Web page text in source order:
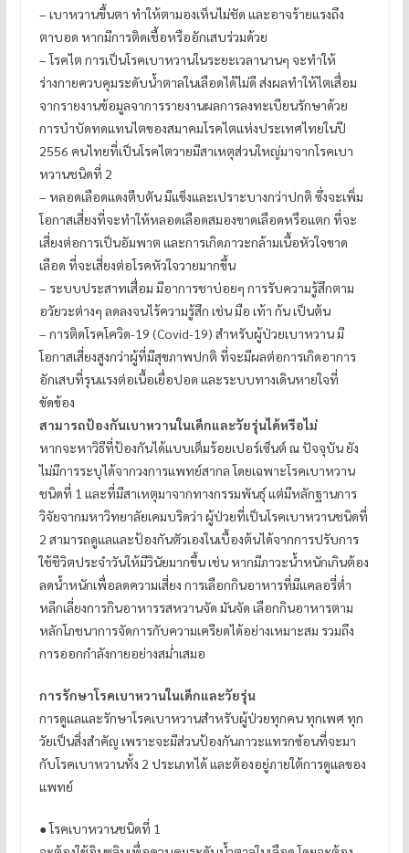
– เบาหวานขึ้นตา ทำให้ตามองเห็นไม่ชัด และอาจร้ายแรงถึง
ตาบอด หากมีการติดเชื้อหรืออักเสบร่วมด้วย
– โรคไต การเป็นโรคเบาหวานในระยะเวลานานๆ จะทำให้
ร่างกายควบคุมระดับน้ำตาลในเลือดได้ไม่ดี ส่งผลทำให้ไตเสื่อม
จากรายงานข้อมูลจาการรายงานผลการลงทะเบียนรักษาด้วย
การบำบัดทดแทนไตของสมาคมโรคไตแห่งประเทศไทยในปี
2556 คนไทยที่เป็นโรคไตวายมีสาเหตุส่วนใหญ่มาจากโรคเบา
หวานชนิดที่ 2
– หลอดเลือดแดงตีบตัน มีแข็งและเปราะบางกว่าปกติ ซึ่งจะเพิ่ม
โอกาสเสี่ยงที่จะทำให้หลอดเลือดสมองขาดเลือดหรือแตก ที่จะ
เสี่ยงต่อการเป็นอัมพาต และการเกิดภาวะกล้ามเนื้อหัวใจขาด
เลือด ที่จะเสี่ยงต่อโรคหัวใจวายมากขึ้น
– ระบบประสาทเสื่อม มีอาการชาบ่อยๆ การรับความรู้สึกตาม
อวัยวะต่างๆ ลดลงจนไร้ความรู้สึก เช่น มือ เท้า ก้น เป็นต้น
– การติดโรคโควิด-19 (Covid-19) สำหรับผู้ป่วยเบาหวาน มี
โอกาสเสี่ยงสูงกว่าผู้ที่มีสุขภาพปกติ ที่จะมีผลต่อการเกิดอาการ
อักเสบที่รุนแรงต่อเนื้อเยื่อปอด และระบบทางเดินหายใจที่
ขัดข้อง
สามารถป้องกันเบาหวานในเด็กและวัยรุ่นได้หรือไม่
หากจะหาวิธีที่ป้องกันได้แบบเต็มร้อยเปอร์เซ็นต์ ณ ปัจจุบัน ยัง
ไม่มีการระบุได้จากวงการแพทย์สากล โดยเฉพาะโรคเบาหวาน
ชนิดที่ 1 และที่มีสาเหตุมาจากทางกรรมพันธุ์ แต่มีหลักฐานการ
วิจัยจากมหาวิทยาลัยเคมบริดว่า ผู้ป่วยที่เป็นโรคเบาหวานชนิดที่
2 สามารถดูแลและป้องกันตัวเองในเบื้องต้นได้จากการปรับการ
ใช้ชีวิตประจำวันให้มีวินัยมากขึ้น เช่น หากมีภาวะน้ำหนักเกินต้อง
ลดน้ำหนักเพื่อลดความเสี่ยง การเลือกกินอาหารที่มีแคลอรี่ต่ำ
หลีกเลี่ยงการกินอาหารรสหวานจัด มันจัด เลือกกินอาหารตาม
หลักโภชนาการจัดการกับความเครียดได้อย่างเหมาะสม รวมถึง
การออกกำลังกายอย่างสม่ำเสมอ
การรักษาโรคเบาหวานในเด็กและวัยรุ่น
การดูแลและรักษาโรคเบาหวานสำหรับผู้ป่วยทุกคน ทุกเพศ ทุก
วัยเป็นสิ่งสำคัญ เพราะจะมีส่วนป้องกันภาวะแทรกซ้อนที่จะมา
กับโรคเบาหวานทั้ง 2 ประเภทได้ และต้องอยู่ภายใต้การดูแลของ
แพทย์
● โรคเบาหวานชนิดที่ 1